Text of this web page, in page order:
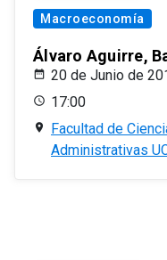
Macroeconomía
Álvaro Aguirre,
20 de Junio de
17:00
Facultad de
Administrativas